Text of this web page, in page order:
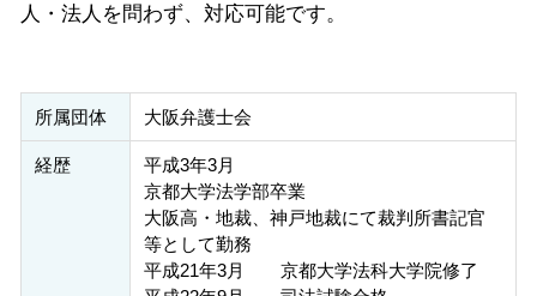
人・法人を問わず、対応可能です。
所属団体 大阪弁護士会
経歴
平成3年3月
京都大学法学部卒業
大阪高・地裁、神戸地裁にて裁判所書記官
等として勤務
平成21年3月 京都大学法科大学院修了